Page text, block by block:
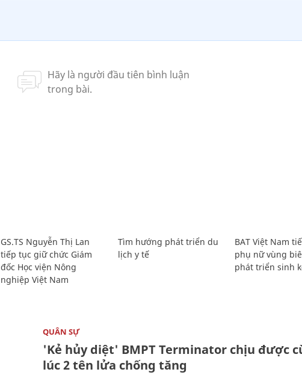
GS.TS Nguyễn Thị Lan
tiếp tục giữ chức Giám
đốc Học viện Nông
nghiệp Việt Nam
Tìm hướng phát triển du
lịch y tế
BAT Việt Nam
phụ nữ vùng
phát triển sinh
QUÂN SỰ
'Kẻ hủy diệt' BMPT Terminator chịu được
lúc 2 tên lửa chống tăng